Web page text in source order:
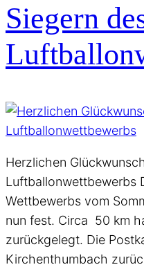
Siegern
Herzlichen
Luftballonwettbewerbs
Wettbewerbs vom
nun fest. Circa 50 km
zurückgelegt. Die
Kirchenthumbach